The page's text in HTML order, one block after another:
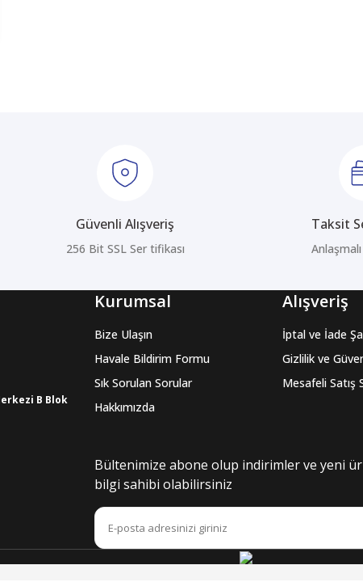
Güvenli Alışveriş
256 Bit SSL Ser tifikası
Taksit
B Blok
Kurumsal
Bize Ulaşın
Havale Bildirim Formu
Sık Sorulan Sorular
Hakkımızda
Alışveriş
İptal ve İade
Gizlilik ve
Mesafeli Satış
Bültenimize abone olup indirimler ve yeni
bilgi sahibi olabilirsiniz